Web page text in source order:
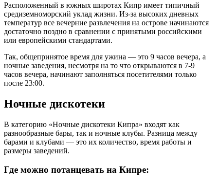
Расположенный в южных широтах Кипр имеет типичный
средиземноморский уклад жизни. Из-за высоких дневных
температур все вечерние развлечения на острове начинаются
достаточно поздно в сравнении с принятыми российскими
или европейскими стандартами.
Так, общепринятое время для ужина — это 9 часов вечера, а
ночные заведения, несмотря на то что открываются в 7-9
часов вечера, начинают заполняться посетителями только
после 23:00.
Ночные дискотеки
В категорию «Ночные дискотеки Кипра» входят как
разнообразные бары, так и ночные клубы. Разница между
барами и клубами — это их количество, время работы и
размеры заведений.
Где можно потанцевать на Кипре: